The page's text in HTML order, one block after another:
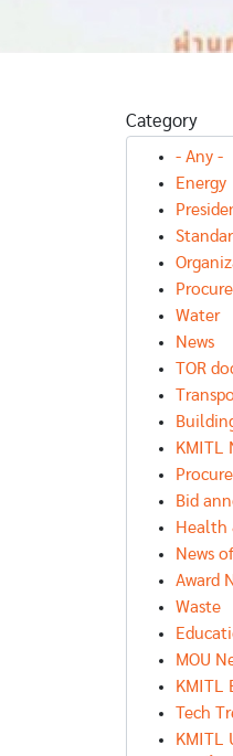
Category
- Any -
Energy
Water
News
TOR
KMITL
Bid
Health
News
Award
Waste
MOU
KMITL
Tech
KMITL
I WANT TO
EP.99
สามล้